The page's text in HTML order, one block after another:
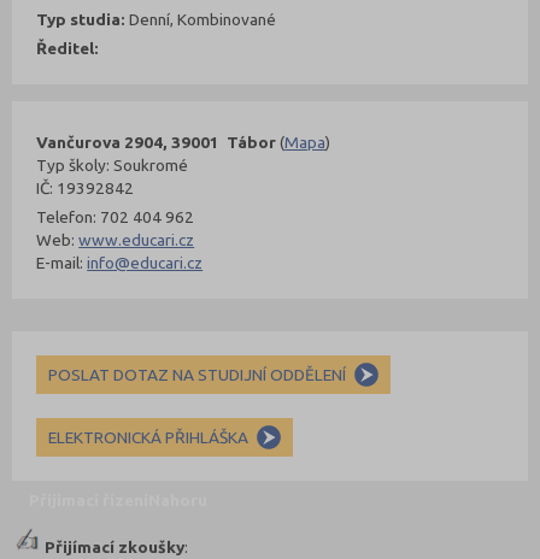
Vančurova 2904, 39001 Tábor(Mapa)
Typ školy: Soukromé
IČ: 19392842
Telefon: 702 404 962
Web:www.educari.cz
E-mail:info@educari.cz
Typ studia: Denní, Kombinované
Ředitel:
POSLAT DOTAZ NA STUDIJNÍ ODDĚLENÍ
ELEKTRONICKÁ PŘIHLÁŠKA
Přijímací zkoušky: